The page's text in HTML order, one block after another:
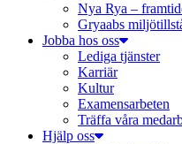
Nya Rya –
Gryaabs
Jobba hos oss
Lediga tjänster
Karriär
Kultur
Examensarbeten
Träffa våra
Hjälp oss